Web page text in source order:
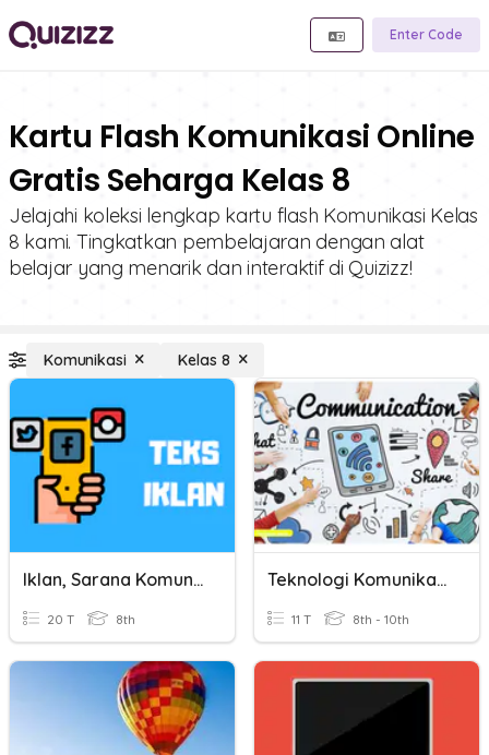
Enter Code
Kartu Flash Komunikasi Online
Gratis Seharga Kelas 8
Jelajahi koleksi lengkap kartu flash Komunikasi Kelas
8 kami. Tingkatkan pembelajaran dengan alat
belajar yang menarik dan interaktif di Quizizz!
Komunikasi Kelas 8
Iklan, Sarana Komunikasi.
20 T 8th
Teknologi Komunikasi
11 T 8th - 10th